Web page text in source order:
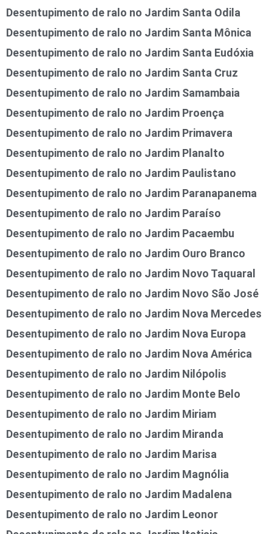
Desentupimento de ralo no Jardim Santa Odila
Desentupimento de ralo no Jardim Santa Mônica
Desentupimento de ralo no Jardim Santa Eudóxia
Desentupimento de ralo no Jardim Santa Cruz
Desentupimento de ralo no Jardim Samambaia
Desentupimento de ralo no Jardim Proença
Desentupimento de ralo no Jardim Primavera
Desentupimento de ralo no Jardim Planalto
Desentupimento de ralo no Jardim Paulistano
Desentupimento de ralo no Jardim Paranapanema
Desentupimento de ralo no Jardim Paraíso
Desentupimento de ralo no Jardim Pacaembu
Desentupimento de ralo no Jardim Ouro Branco
Desentupimento de ralo no Jardim Novo Taquaral
Desentupimento de ralo no Jardim Novo São José
Desentupimento de ralo no Jardim Nova Mercedes
Desentupimento de ralo no Jardim Nova Europa
Desentupimento de ralo no Jardim Nova América
Desentupimento de ralo no Jardim Nilópolis
Desentupimento de ralo no Jardim Monte Belo
Desentupimento de ralo no Jardim Miriam
Desentupimento de ralo no Jardim Miranda
Desentupimento de ralo no Jardim Marisa
Desentupimento de ralo no Jardim Magnólia
Desentupimento de ralo no Jardim Madalena
Desentupimento de ralo no Jardim Leonor